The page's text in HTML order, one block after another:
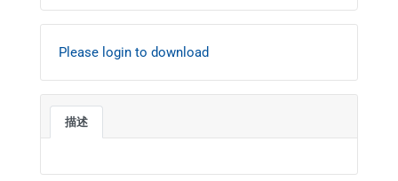
Please login to download
描述